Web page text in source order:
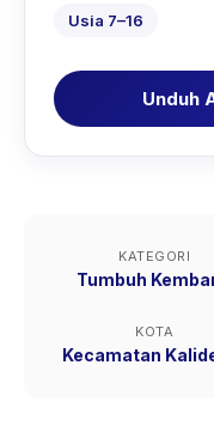
Usia 7–16
Unduh
KATEGORI
Tumbuh
KOTA
Kecamatan